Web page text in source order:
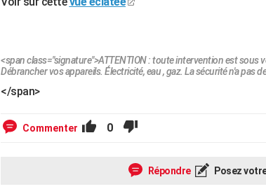
<span class="signature">ATTENTION : toute intervention est sous
Débrancher vos appareils. Électricité, eau , gaz. La sécurité n'a pas
</span>
Commenter 0
Répondre Posez